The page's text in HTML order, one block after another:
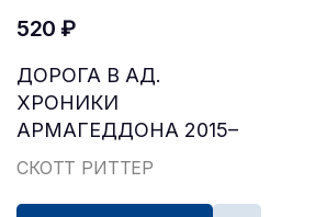
520 ₽
ДОРОГА В АД.
ХРОНИКИ
АРМАГЕДДОНА 2015–
2024
СКОТТ РИТТЕР